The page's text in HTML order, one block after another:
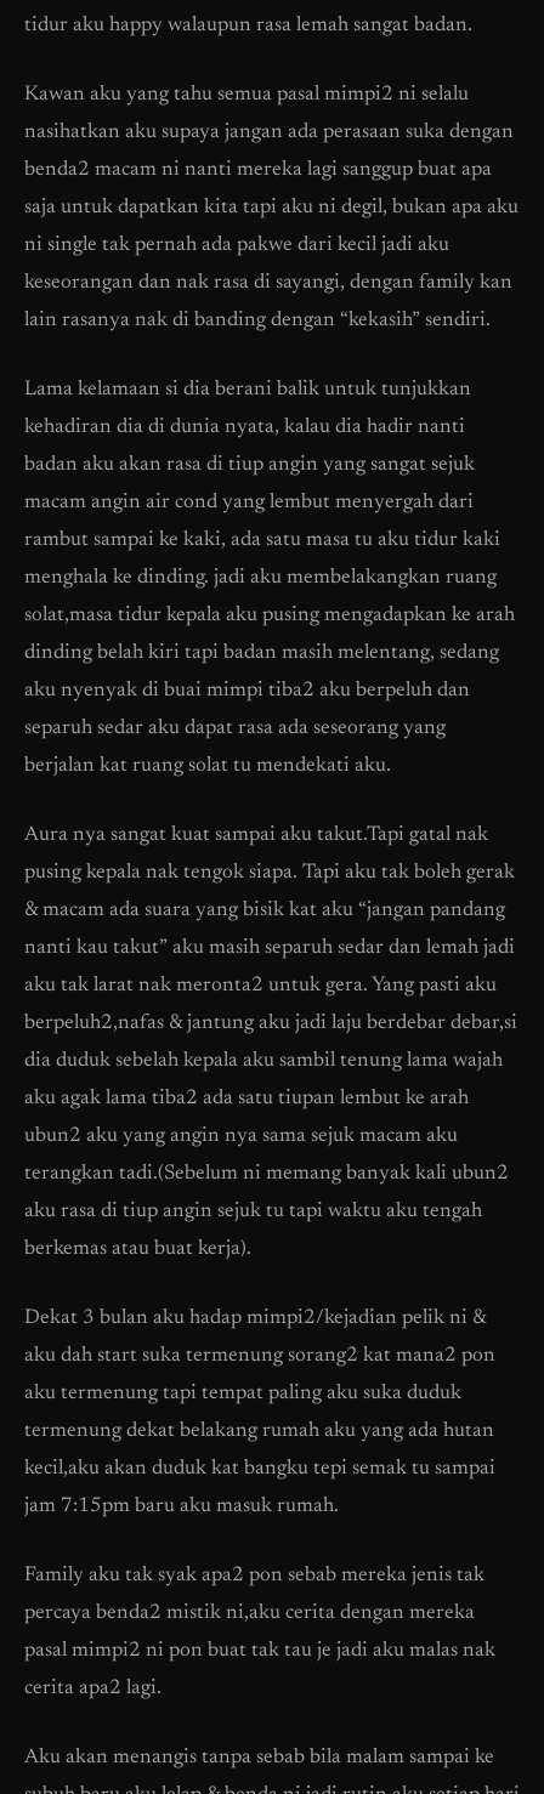
tidur aku happy walaupun rasa lemah sangat badan.
Kawan aku yang tahu semua pasal mimpi2 ni selalu
nasihatkan aku supaya jangan ada perasaan suka dengan
benda2 macam ni nanti mereka lagi sanggup buat apa
saja untuk dapatkan kita tapi aku ni degil, bukan apa aku
ni single tak pernah ada pakwe dari kecil jadi aku
keseorangan dan nak rasa di sayangi, dengan family kan
lain rasanya nak di banding dengan “kekasih” sendiri.
Lama kelamaan si dia berani balik untuk tunjukkan
kehadiran dia di dunia nyata, kalau dia hadir nanti
badan aku akan rasa di tiup angin yang sangat sejuk
macam angin air cond yang lembut menyergah dari
rambut sampai ke kaki, ada satu masa tu aku tidur kaki
menghala ke dinding. jadi aku membelakangkan ruang
solat,masa tidur kepala aku pusing mengadapkan ke arah
dinding belah kiri tapi badan masih melentang, sedang
aku nyenyak di buai mimpi tiba2 aku berpeluh dan
separuh sedar aku dapat rasa ada seseorang yang
berjalan kat ruang solat tu mendekati aku.
Aura nya sangat kuat sampai aku takut.Tapi gatal nak
pusing kepala nak tengok siapa. Tapi aku tak boleh gerak
& macam ada suara yang bisik kat aku “jangan pandang
nanti kau takut” aku masih separuh sedar dan lemah jadi
aku tak larat nak meronta2 untuk gera. Yang pasti aku
berpeluh2,nafas & jantung aku jadi laju berdebar debar,si
dia duduk sebelah kepala aku sambil tenung lama wajah
aku agak lama tiba2 ada satu tiupan lembut ke arah
ubun2 aku yang angin nya sama sejuk macam aku
terangkan tadi.(Sebelum ni memang banyak kali ubun2
aku rasa di tiup angin sejuk tu tapi waktu aku tengah
berkemas atau buat kerja).
Dekat 3 bulan aku hadap mimpi2/kejadian pelik ni &
aku dah start suka termenung sorang2 kat mana2 pon
aku termenung tapi tempat paling aku suka duduk
termenung dekat belakang rumah aku yang ada hutan
kecil,aku akan duduk kat bangku tepi semak tu sampai
jam 7:15pm baru aku masuk rumah.
Family aku tak syak apa2 pon sebab mereka jenis tak
percaya benda2 mistik ni,aku cerita dengan mereka
pasal mimpi2 ni pon buat tak tau je jadi aku malas nak
cerita apa2 lagi.
Aku akan menangis tanpa sebab bila malam sampai ke